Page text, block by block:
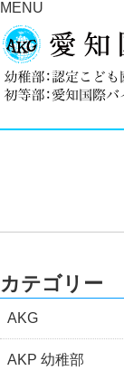
MENU
カテゴリー
AKG
AKP 幼稚部